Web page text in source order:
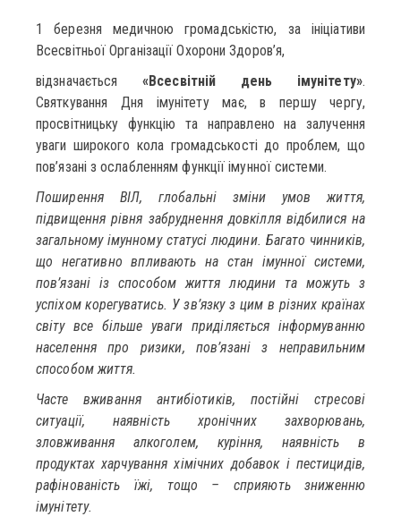
1 березня медичною громадськістю, за ініціативи
Всесвітньої Організації Охорони Здоров’я,
відзначається «Всесвітній день імунітету».
Святкування Дня імунітету має, в першу чергу,
просвітницьку функцію та направлено на залучення
уваги широкого кола громадськості до проблем, що
пов’язані з ослабленням функції імунної системи.
Поширення ВІЛ, глобальні зміни умов життя,
підвищення рівня забруднення довкілля відбилися на
загальному імунному статусі людини. Багато чинників,
що негативно впливають на стан імунної системи,
пов’язані із способом життя людини та можуть з
успіхом корегуватись. У зв’язку з цим в різних країнах
світу все більше уваги приділяється інформуванню
населення про ризики, пов’язані з неправильним
способом життя.
Часте вживання антибіотиків, постійні стресові
ситуації, наявність хронічних захворювань,
зловживання алкоголем, куріння, наявність в
продуктах харчування хімічних добавок і пестицидів,
рафінованість їжі, тощо – сприяють зниженню
імунітету.